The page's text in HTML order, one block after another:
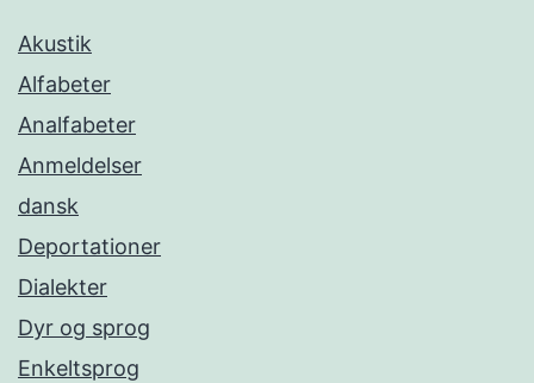
Akustik
Alfabeter
Analfabeter
Anmeldelser
dansk
Deportationer
Dialekter
Dyr og sprog
Enkeltsprog